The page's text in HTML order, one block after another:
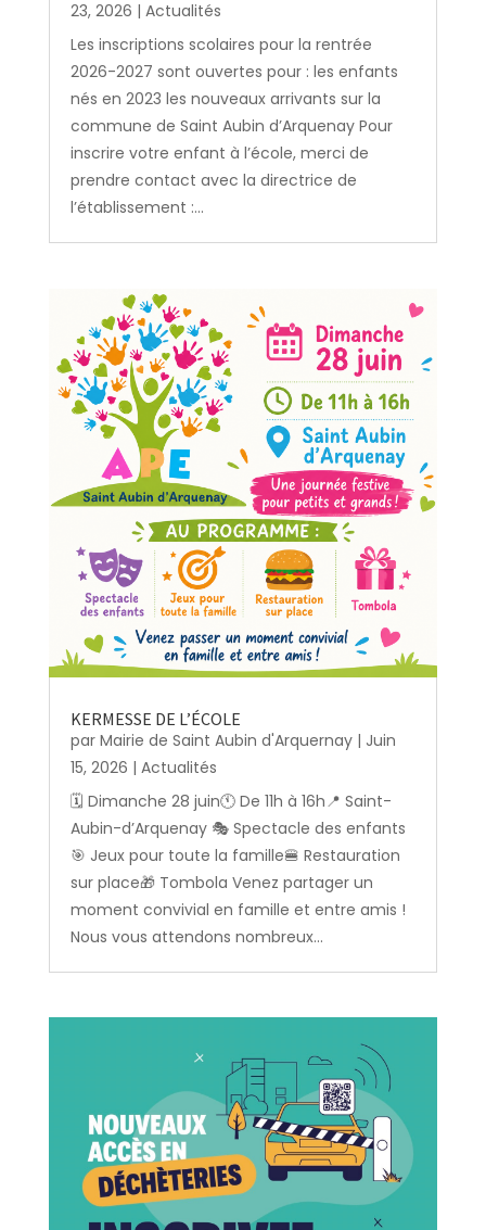
23, 2026 | Actualités
Les inscriptions scolaires pour la rentrée
2026-2027 sont ouvertes pour : les enfants
nés en 2023 les nouveaux arrivants sur la
commune de Saint Aubin d’Arquenay Pour
inscrire votre enfant à l’école, merci de
prendre contact avec la directrice de
l’établissement :...
KERMESSE DE L’ÉCOLE
par Mairie de Saint Aubin d'Arquernay| Juin
15, 2026 | Actualités
🗓️ Dimanche 28 juin🕚 De 11h à 16h📍 Saint-
Aubin-d’Arquenay 🎭 Spectacle des enfants
🎯 Jeux pour toute la famille🍔 Restauration
sur place🎁 Tombola Venez partager un
moment convivial en famille et entre amis !
Nous vous attendons nombreux...